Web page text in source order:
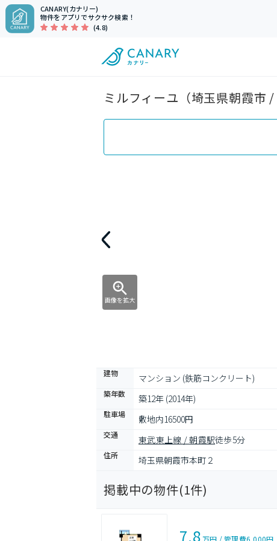
CANARY(カナリー)
物件をアプリでサクサク検索！
(4.8)
ミルフィーユ（埼玉県朝霞市
画像を拡大
建物 マンション (鉄筋コンクリート)
築年数 築12年 (2014年)
駐車場 敷地内16500円
交通 東武東上線 / 朝霞駅徒歩5分
住所 埼玉県朝霞市本町２
掲載中の物件(1件)
7.8万円 /管理費6,000円